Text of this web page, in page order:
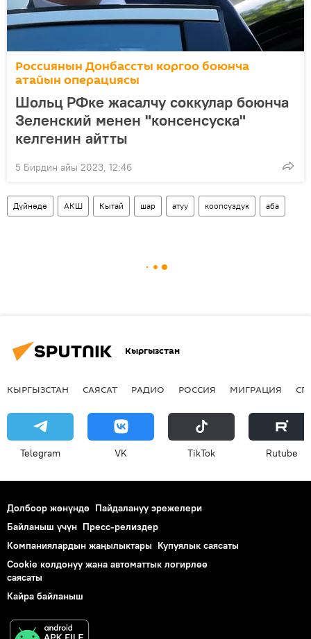
Россиянын Донбассты коргоо боюнча
атайын операциясы
Шольц РФке жасалчу соккулар боюнча
Зеленский менен "консенсуска"
келгенин айтты
5 Бирдин айы 2023, 12:46
Дүйнөдө АКШ Кытай шар атуу коопсуздук аба
Кыргызстан
КЫРГЫЗСТАН САЯСАТ РАДИО РОССИЯ МИГРАЦИЯ
Telegram VK ТikТоk Rutube
Долбоор жөнүндө Пайдалануу эрежелери
Байланыш үчүн Пресс-релиздер
Компаниялардын жаңылыктары Купуялык саясаты
Cookie колдонуу жана автоматтык логирлөө
саясаты
Кайра байланыш